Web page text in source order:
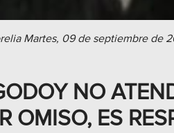
Martes, 09 de septiembre de
NO
OMISO, ES